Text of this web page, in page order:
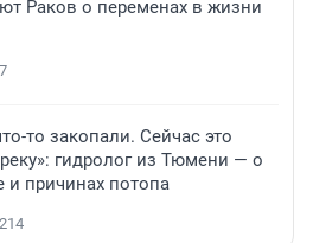
Раков о переменах в жизни
7
то закопали. Сейчас это
гидролог из Тюмени — о
и причинах потопа
214